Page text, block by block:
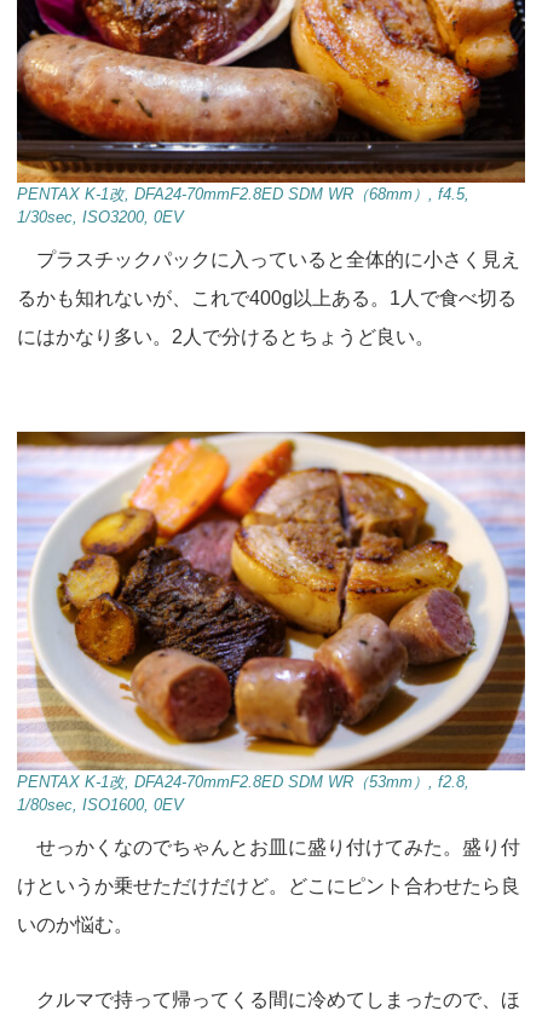
PENTAX K-1改, DFA24-70mmF2.8ED SDM WR（68mm）, f4.5,
1/30sec, ISO3200, 0EV
プラスチックパックに入っていると全体的に小さく見え
るかも知れないが、これで400g以上ある。1人で食べ切る
にはかなり多い。2人で分けるとちょうど良い。
PENTAX K-1改, DFA24-70mmF2.8ED SDM WR（53mm）, f2.8,
1/80sec, ISO1600, 0EV
せっかくなのでちゃんとお皿に盛り付けてみた。盛り付
けというか乗せただけだけど。どこにピント合わせたら良
いのか悩む。
クルマで持って帰ってくる間に冷めてしまったので、ほ